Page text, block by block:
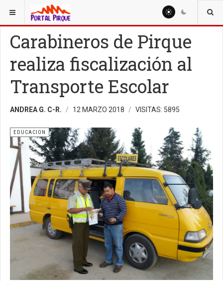
ESTÁ AQUÍ: EDUCACION
Carabineros de Pirque
realiza fiscalización al
Transporte Escolar
ANDREA G. C-R. 12 MARZO 2018 VISITAS: 5895
EDUCACION